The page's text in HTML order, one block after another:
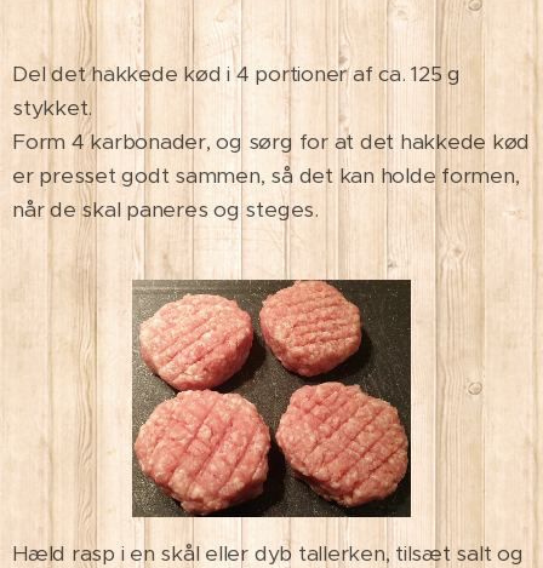
Del det hakkede kød i 4 portioner af ca. 125 g
stykket.
Form 4 karbonader, og sørg for at det hakkede kød
er presset godt sammen, så det kan holde formen,
når de skal paneres og steges.
Hæld rasp i en skål eller dyb tallerken, tilsæt salt og